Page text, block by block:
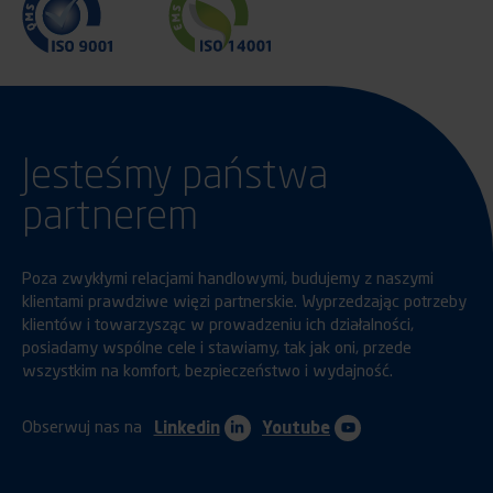
Jesteśmy państwa
partnerem
Poza zwykłymi relacjami handlowymi, budujemy z naszymi
klientami prawdziwe więzi partnerskie. Wyprzedzając potrzeby
klientów i towarzysząc w prowadzeniu ich działalności,
posiadamy wspólne cele i stawiamy, tak jak oni, przede
wszystkim na komfort, bezpieczeństwo i wydajność.
Obserwuj nas na Linkedin Youtube